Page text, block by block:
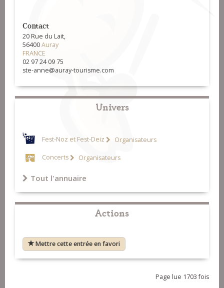
Contact
20 Rue du Lait,
56400Auray
FRANCE
02 97 24 09 75
ste-anne@auray-tourisme.com
Univers
Fest-Noz et Fest-Deiz Organisateurs
Concerts Organisateurs
Tout l'annuaire
Actions
Mettre cette entrée en favori
Page lue 1703 fois